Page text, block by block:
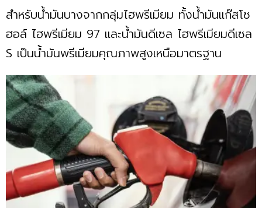
สำหรับน้ำมันบางจากกลุ่มไฮพรีเมียม ทั้งน้ำมันแก๊สโซ
ฮอล์ ไฮพรีเมียม 97 และน้ำมันดีเซล ไฮพรีเมียมดีเซล
S เป็นน้ำมันพรีเมียมคุณภาพสูงเหนือมาตรฐาน